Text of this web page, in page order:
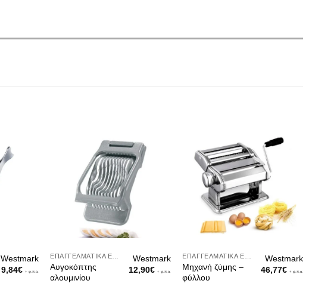
Westmark
9,84€ + φ.π.α.
Αυγοκόπτης
αλουμινίου
Westmark
12,90€ + φ.π.α.
Μηχανή ζύμης –
φύλλου
Westmark
46,77€ + φ.π.α.